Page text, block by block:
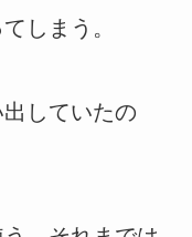
しまう。
していたの